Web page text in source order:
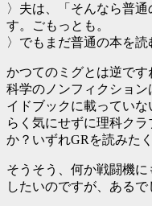
〉夫は、「そんなら普
す。ごもっとも。
〉でもまだ普通の本を読
かつてのミグとは逆です
科学のノンフィクショ
イドブックに載ってい
らく気にせずに理科ク
か？いずれGRを読みた
そうそう、何か戦闘機
したいのですが、あるで